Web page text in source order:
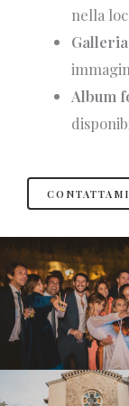
nella
Album
CONTATTAMI